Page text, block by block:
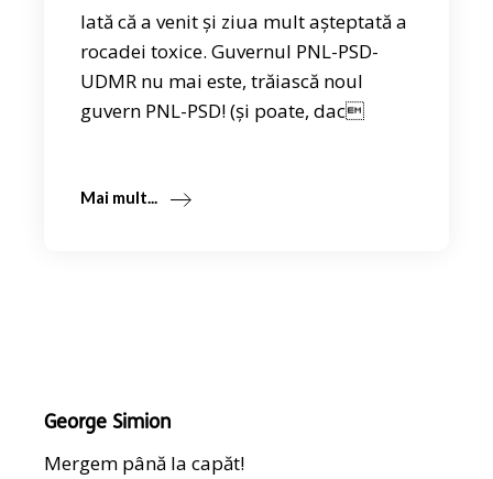
Iată că a venit și ziua mult așteptată a
rocadei toxice. Guvernul PNL-PSD-
UDMR nu mai este, trăiască noul
guvern PNL-PSD! (și poate, dac
Mai mult...
George Simion
Mergem până la capăt!